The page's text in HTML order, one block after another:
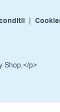
|
Shop.</p>